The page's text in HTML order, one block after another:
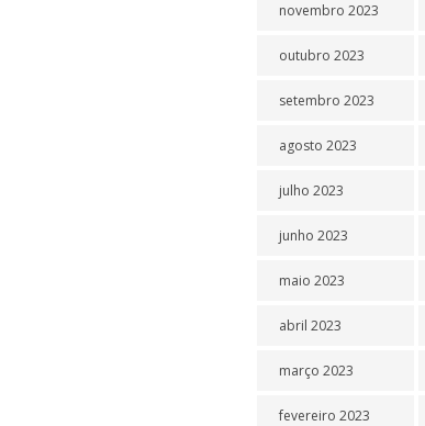
novembro 2023
outubro 2023
setembro 2023
agosto 2023
julho 2023
junho 2023
maio 2023
abril 2023
março 2023
fevereiro 2023